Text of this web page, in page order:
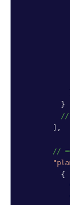
          }
//
        ],
//
          {